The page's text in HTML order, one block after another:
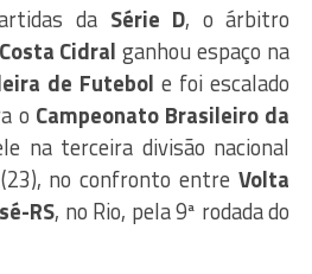
da Série D, o árbitro
Cidral ganhou espaço na
de Futebol e foi escalado
o Campeonato Brasileiro da
na terceira divisão nacional
no confronto entreVolta
RS, no Rio, pela 9ª rodada do